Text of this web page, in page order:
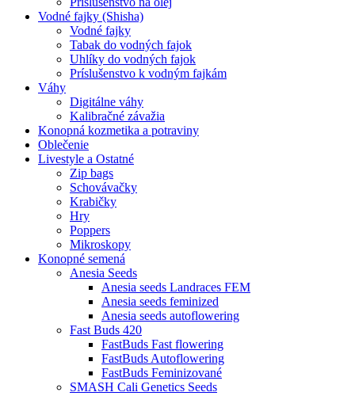
Vodné fajky (Shisha)
Vodné fajky
Tabak do vodných fajok
Uhlíky do vodných fajok
Príslušenstvo k vodným fajkám
Váhy
Digitálne váhy
Kalibračné závažia
Konopná kozmetika a potraviny
Oblečenie
Livestyle a Ostatné
Zip bags
Schovávačky
Krabičky
Hry
Poppers
Mikroskopy
Konopné semená
Anesia Seeds
Anesia seeds Landraces FEM
Anesia seeds feminized
Anesia seeds autoflowering
Fast Buds 420
FastBuds Fast flowering
FastBuds Autoflowering
FastBuds Feminizované
SMASH Cali Genetics Seeds